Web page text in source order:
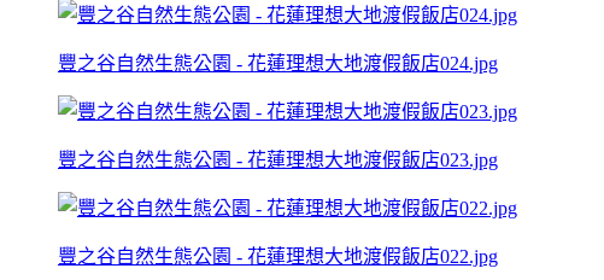
豐之谷自然生態公園 - 花蓮理想大地渡假飯店024.jpg
豐之谷自然生態公園 - 花蓮理想大地渡假飯店023.jpg
豐之谷自然生態公園 - 花蓮理想大地渡假飯店022.jpg